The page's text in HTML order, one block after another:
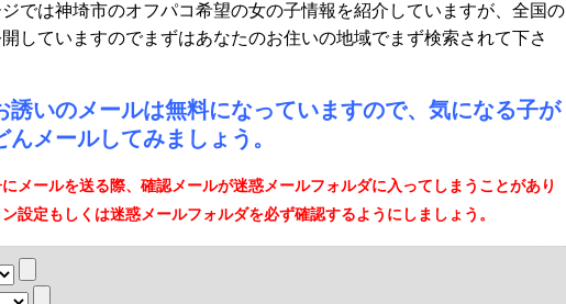
では神埼市のオフパコ希望の女の子情報を紹介していますが、全国の
していますのでまずはあなたのお住いの地域でまず検索されて下さ
誘いのメールは無料になっていますので、気になる子が
んメールしてみましょう。
メールを送る際、確認メールが迷惑メールフォルダに入ってしまうことがあり
設定もしくは迷惑メールフォルダを必ず確認するようにしましょう。